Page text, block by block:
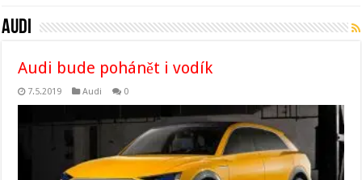
Audi
Audi bude pohánět i vodík
7.5.2019 Audi 0